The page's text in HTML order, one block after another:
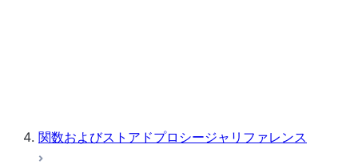
関数およびストアドプロシージャリファレンス